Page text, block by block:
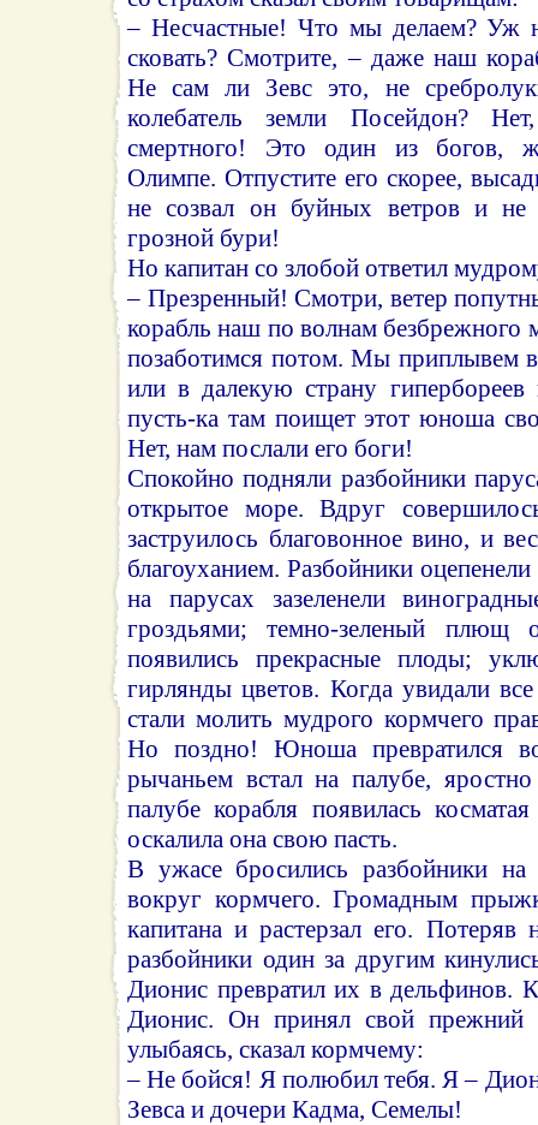
– Несчастные! Что мы делаем? Уж
сковать? Смотрите, – даже наш
Не сам ли Зевс это, не
колебатель земли Посейдон?
смертного! Это один из богов,
Олимпе. Отпустите его скорее,
не созвал он буйных ветров и
грозной бури!
Но капитан со злобой ответил
– Презренный! Смотри, ветер
корабль наш по волнам
позаботимся потом. Мы приплывем
или в далекую страну
пусть-ка там поищет этот юноша
Нет, нам послали его боги!
Спокойно подняли разбойники
открытое море. Вдруг
заструилось благовонное вино, и
благоуханием. Разбойники
на парусах зазеленели
гроздьями; темно-зеленый плющ
появились прекрасные плоды;
гирлянды цветов. Когда увидали
стали молить мудрого кормчего
Но поздно! Юноша превратился
рычаньем встал на палубе,
палубе корабля появилась
оскалила она свою пасть.
В ужасе бросились разбойники на
вокруг кормчего. Громадным
капитана и растерзал его. Потеряв
разбойники один за другим
Дионис превратил их в дельфинов.
Дионис. Он принял свой прежний
улыбаясь, сказал кормчему:
– Не бойся! Я полюбил тебя. Я –
Зевса и дочери Кадма, Семелы!